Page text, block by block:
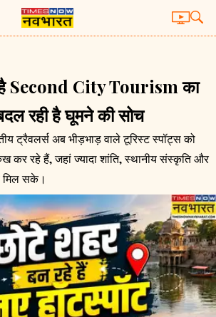
है Second City Tourism का
रही है घूमने की सोच
ट्रैवलर्स अब भीड़भाड़ वाले टूरिस्ट स्पॉट्स को
कर रहे हैं, जहां ज्यादा शांति, स्थानीय संस्कृति और
मिल सके।